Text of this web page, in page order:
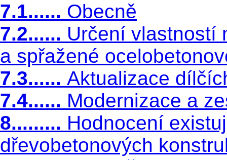
7.1...... Obecně
7.2...... Určení vlastností
a spřažené
7.3...... Aktualizace
7.4...... Modernizace a
8......... Hodnocení
dřevobetonových